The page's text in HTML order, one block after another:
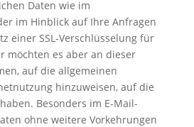
Daten wie im
im Hinblick auf Ihre Anfragen
einer SSL-Verschlüsselung für
möchten es aber an dieser
auf die allgemeinen
hinzuweisen, auf die
Besonders im E-Mail-
ohne weitere Vorkehrungen